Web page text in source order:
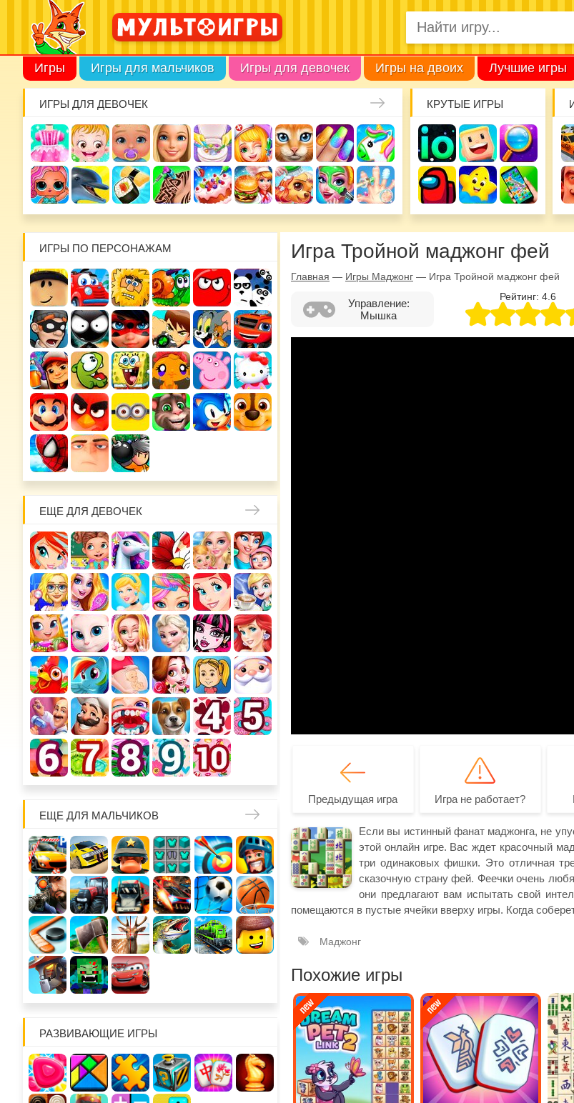
Игры Игры для мальчиков Игры для девочек Игры на двоих Лучшие игры
ИГРЫ ДЛЯ ДЕВОЧЕК КРУТЫЕ ИГРЫ
ИГРЫ ПО ПЕРСОНАЖАМ
ЕЩЕ ДЛЯ ДЕВОЧЕК
ЕЩЕ ДЛЯ МАЛЬЧИКОВ
РАЗВИВАЮЩИЕ ИГРЫ
Игра Тройной маджонг фей
Главная — Игры Маджонг — Игра Тройной маджонг фей
Управление:
Мышка
Рейтинг: 4.6
Предыдущая игра Игра не работает?
Если вы истинный фанат маджонга, не
этой онлайн игре. Вас ждет красочный
три одинаковых фишки. Это отличная
сказочную страну фей. Феечки очень
они предлагают вам испытать свой
помещаются в пустые ячейки вверху игры. Когда
Маджонг
Похожие игры